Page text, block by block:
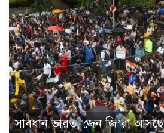
সাবধান ভারত, জেন জি’রা আসছে